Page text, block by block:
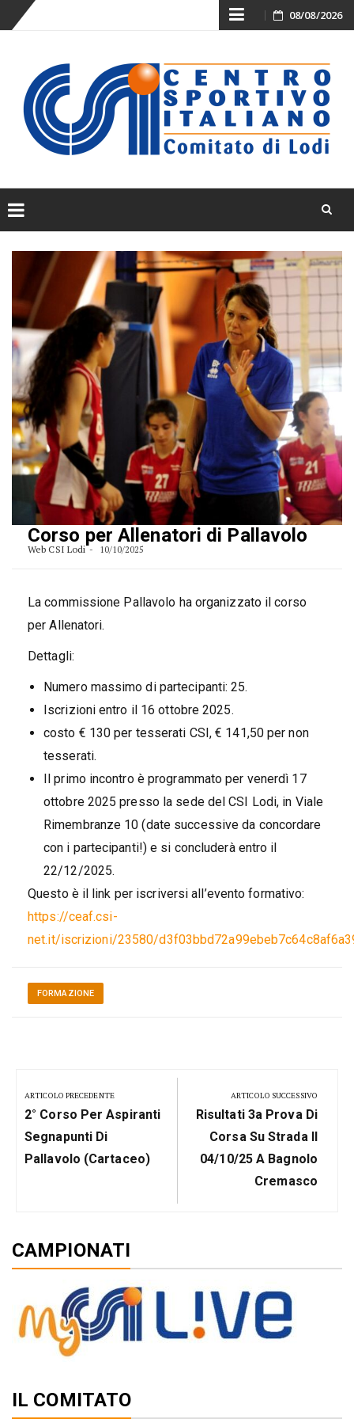
Skip
content
08/08/2026
Corso per Allenatori di Pallavolo
Web CSI Lodi 10/10/2025
La commissione Pallavolo ha organizzato il corso
per Allenatori.
Dettagli:
Numero massimo di partecipanti: 25.
Iscrizioni entro il 16 ottobre 2025.
costo € 130 per tesserati CSI, € 141,50 per non
tesserati.
Il primo incontro è programmato per venerdì 17
ottobre 2025 presso la sede del CSI Lodi, in Viale
Rimembranze 10 (date successive da concordare
con i partecipanti!) e si concluderà entro il
22/12/2025.
Questo è il link per iscriversi all’evento formativo:
https://ceaf.csi-
net.it/iscrizioni/23580/
FORMAZIONE
articoli
ARTICOLO PRECEDENTE
Previous
Post:
2° Corso Per Aspiranti
Segnapunti Di
Pallavolo (cartaceo)
ARTICOLO SUCCESSIVO
Next
Post:
Risultati 3a Prova Di
Corsa Su Strada Il
04/10/25 A Bagnolo
Cremasco
CAMPIONATI
IL COMITATO